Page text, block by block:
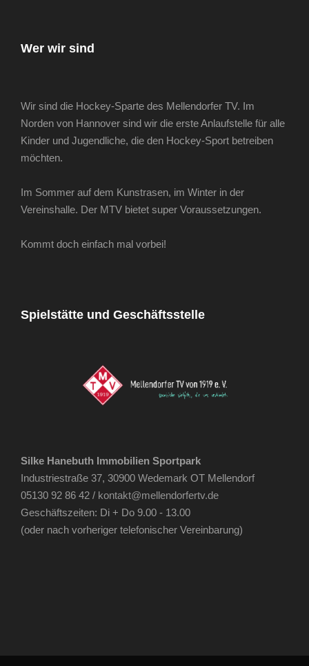
Wer wir sind
Wir sind die Hockey-Sparte des Mellendorfer TV. Im
Norden von Hannover sind wir die erste Anlaufstelle für alle
Kinder und Jugendliche, die den Hockey-Sport betreiben
möchten.
Im Sommer auf dem Kunstrasen, im Winter in der
Vereinshalle. Der MTV bietet super Voraussetzungen.
Kommt doch einfach mal vorbei!
Spielstätte und Geschäftsstelle
Silke Hanebuth Immobilien Sportpark
Industriestraße 37, 30900 Wedemark OT Mellendorf
05130 92 86 42 / kontakt@mellendorfertv.de
Geschäftszeiten: Di + Do 9.00 - 13.00
(oder nach vorheriger telefonischer Vereinbarung)